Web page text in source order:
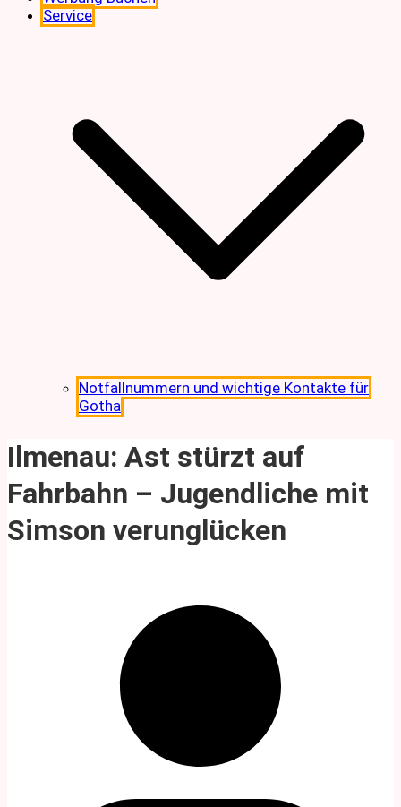
Service
Notfallnummern und wichtige Kontakte für
Gotha
Ilmenau: Ast stürzt auf
Fahrbahn – Jugendliche mit
Simson verunglücken